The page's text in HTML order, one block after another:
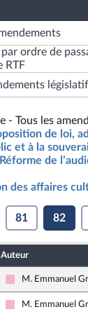
ordre de
RTF
- Tous les
de loi,
et à la
Réforme de
des affaires
81 82
Auteur
Socialistes et
M. Emmanuel
Socialistes et
M. Emmanuel